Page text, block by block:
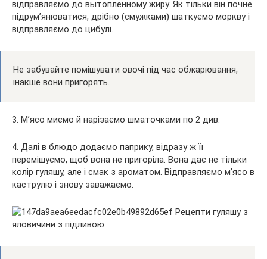
відправляємо до вытопленному жиру. Як тільки він почне
підрум’янюватися, дрібно (смужками) шаткуємо моркву і
відправляємо до цибулі.
Не забувайте помішувати овочі під час обжарювання,
інакше вони пригорять.
3. М’ясо миємо й нарізаємо шматочками по 2 див.
4. Далі в блюдо додаємо паприку, відразу ж її
перемішуємо, щоб вона не пригоріла. Вона дає не тільки
колір гуляшу, але і смак з ароматом. Відправляємо м’ясо в
каструлю і знову заважаємо.